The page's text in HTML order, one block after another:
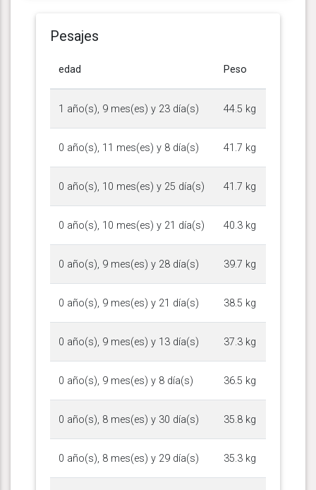
Pesajes
edad Peso
1 año(s), 9 mes(es) y 23 día(s) 44.5 kg
0 año(s), 11 mes(es) y 8 día(s) 41.7 kg
0 año(s), 10 mes(es) y 25 día(s) 41.7 kg
0 año(s), 10 mes(es) y 21 día(s) 40.3 kg
0 año(s), 9 mes(es) y 28 día(s) 39.7 kg
0 año(s), 9 mes(es) y 21 día(s) 38.5 kg
0 año(s), 9 mes(es) y 13 día(s) 37.3 kg
0 año(s), 9 mes(es) y 8 día(s) 36.5 kg
0 año(s), 8 mes(es) y 30 día(s) 35.8 kg
0 año(s), 8 mes(es) y 29 día(s) 35.3 kg